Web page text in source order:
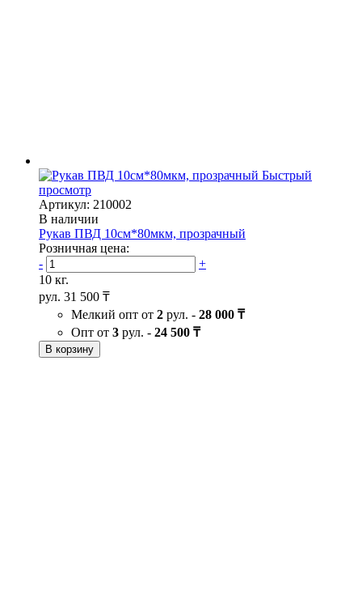
Быстрый
просмотр
Артикул: 210002
В наличии
Рукав ПВД 10см*80мкм, прозрачный
Розничная цена:
-
+
10 кг.
рул. 31 500 ₸
Мелкий опт от 2 рул. - 28 000 ₸
Опт от 3 рул. - 24 500 ₸
В корзину